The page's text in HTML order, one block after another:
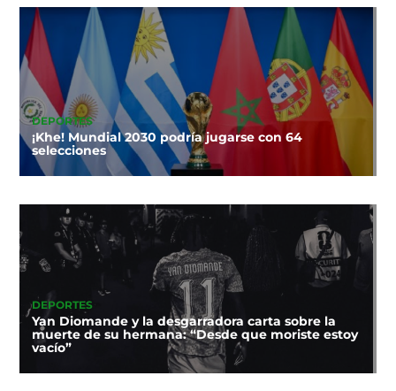
DEPORTES
¡Khe! Mundial 2030 podría jugarse con 64
selecciones
DEPORTES
Yan Diomande y la desgarradora carta sobre la
muerte de su hermana: “Desde que moriste estoy
vacío”